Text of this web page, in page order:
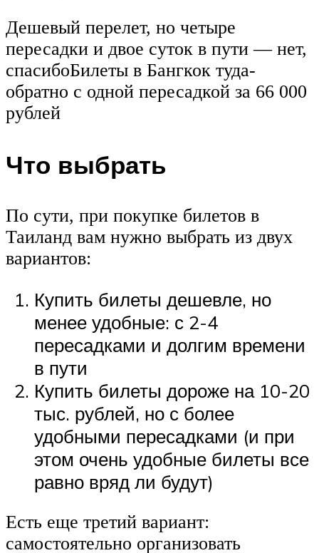
Дешевый перелет, но четыре
пересадки и двое суток в пути — нет,
спасибоБилеты в Бангкок туда-
обратно с одной пересадкой за 66 000
рублей
Что выбрать
По сути, при покупке билетов в
Таиланд вам нужно выбрать из двух
вариантов:
Купить билеты дешевле, но
менее удобные: с 2-4
пересадками и долгим времени
в пути
Купить билеты дороже на 10-20
тыс. рублей, но с более
удобными пересадками (и при
этом очень удобные билеты все
равно вряд ли будут)
Есть еще третий вариант:
самостоятельно организовать